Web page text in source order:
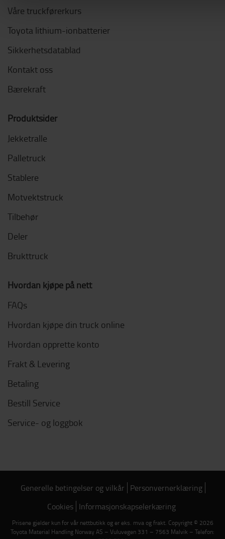
Våre truckførerkurs
Toyota lithium-ionbatterier
Sikkerhetsdatablad
Kontakt oss
Bærekraft
Produktsider
Jekketralle
Palletruck
Stablere
Motvektstruck
Tilbehør
Deler
Brukttruck
Hvordan kjøpe på nett
FAQs
Hvordan kjøpe din truck online
Hvordan opprette konto
Frakt & Levering
Betaling
Bestill Service
Service- og loggbok
Generelle betingelser og vilkår Personvernerklæring
Cookies Informasjonskapselerkæring
Prisene gjelder kun for vår nettbutikk og er eks. mva og frakt. Copyright © 2026
Toyota Material Handling Norway AS – Vuluvegen 331 – 7563 Malvik – Telefon: